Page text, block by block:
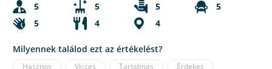
5
5 5
5
5
4 4
Milyennek találod ezt az értékelést?
Hasznos Vicces Tartalmas Érdekes